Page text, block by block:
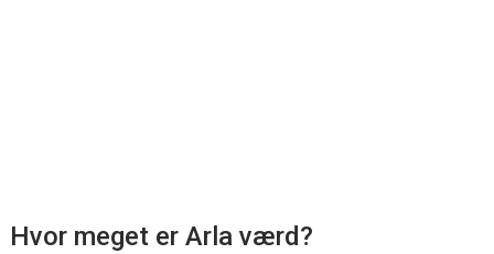
Hvor meget er Arla værd?